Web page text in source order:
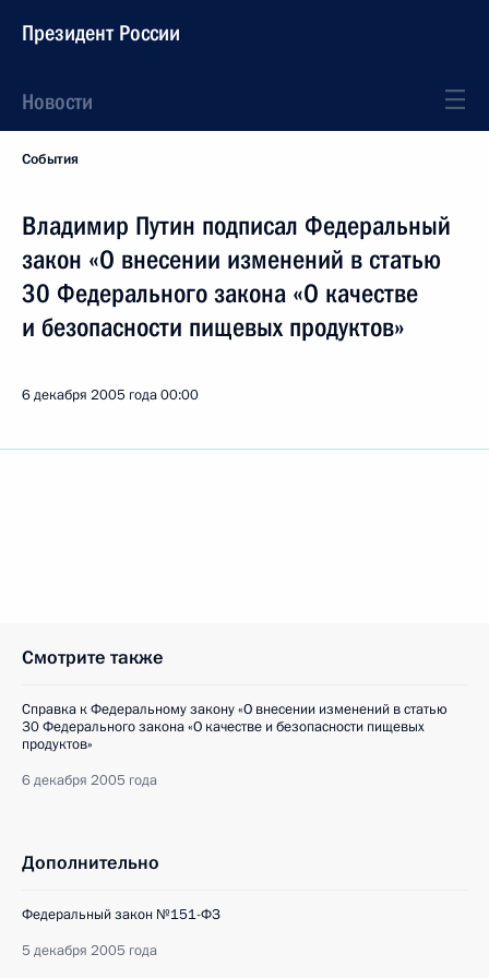
Президент России
Новости
События
Владимир Путин подписал Федеральный
закон «О внесении изменений в статью
30 Федерального закона «О качестве
и безопасности пищевых продуктов»
6 декабря 2005 года00:00
Смотрите также
Справка к Федеральному закону «О внесении изменений в статью
30 Федерального закона «О качестве и безопасности пищевых
продуктов»
6 декабря 2005 года
Дополнительно
Федеральный закон №151-ФЗ
5 декабря 2005 года